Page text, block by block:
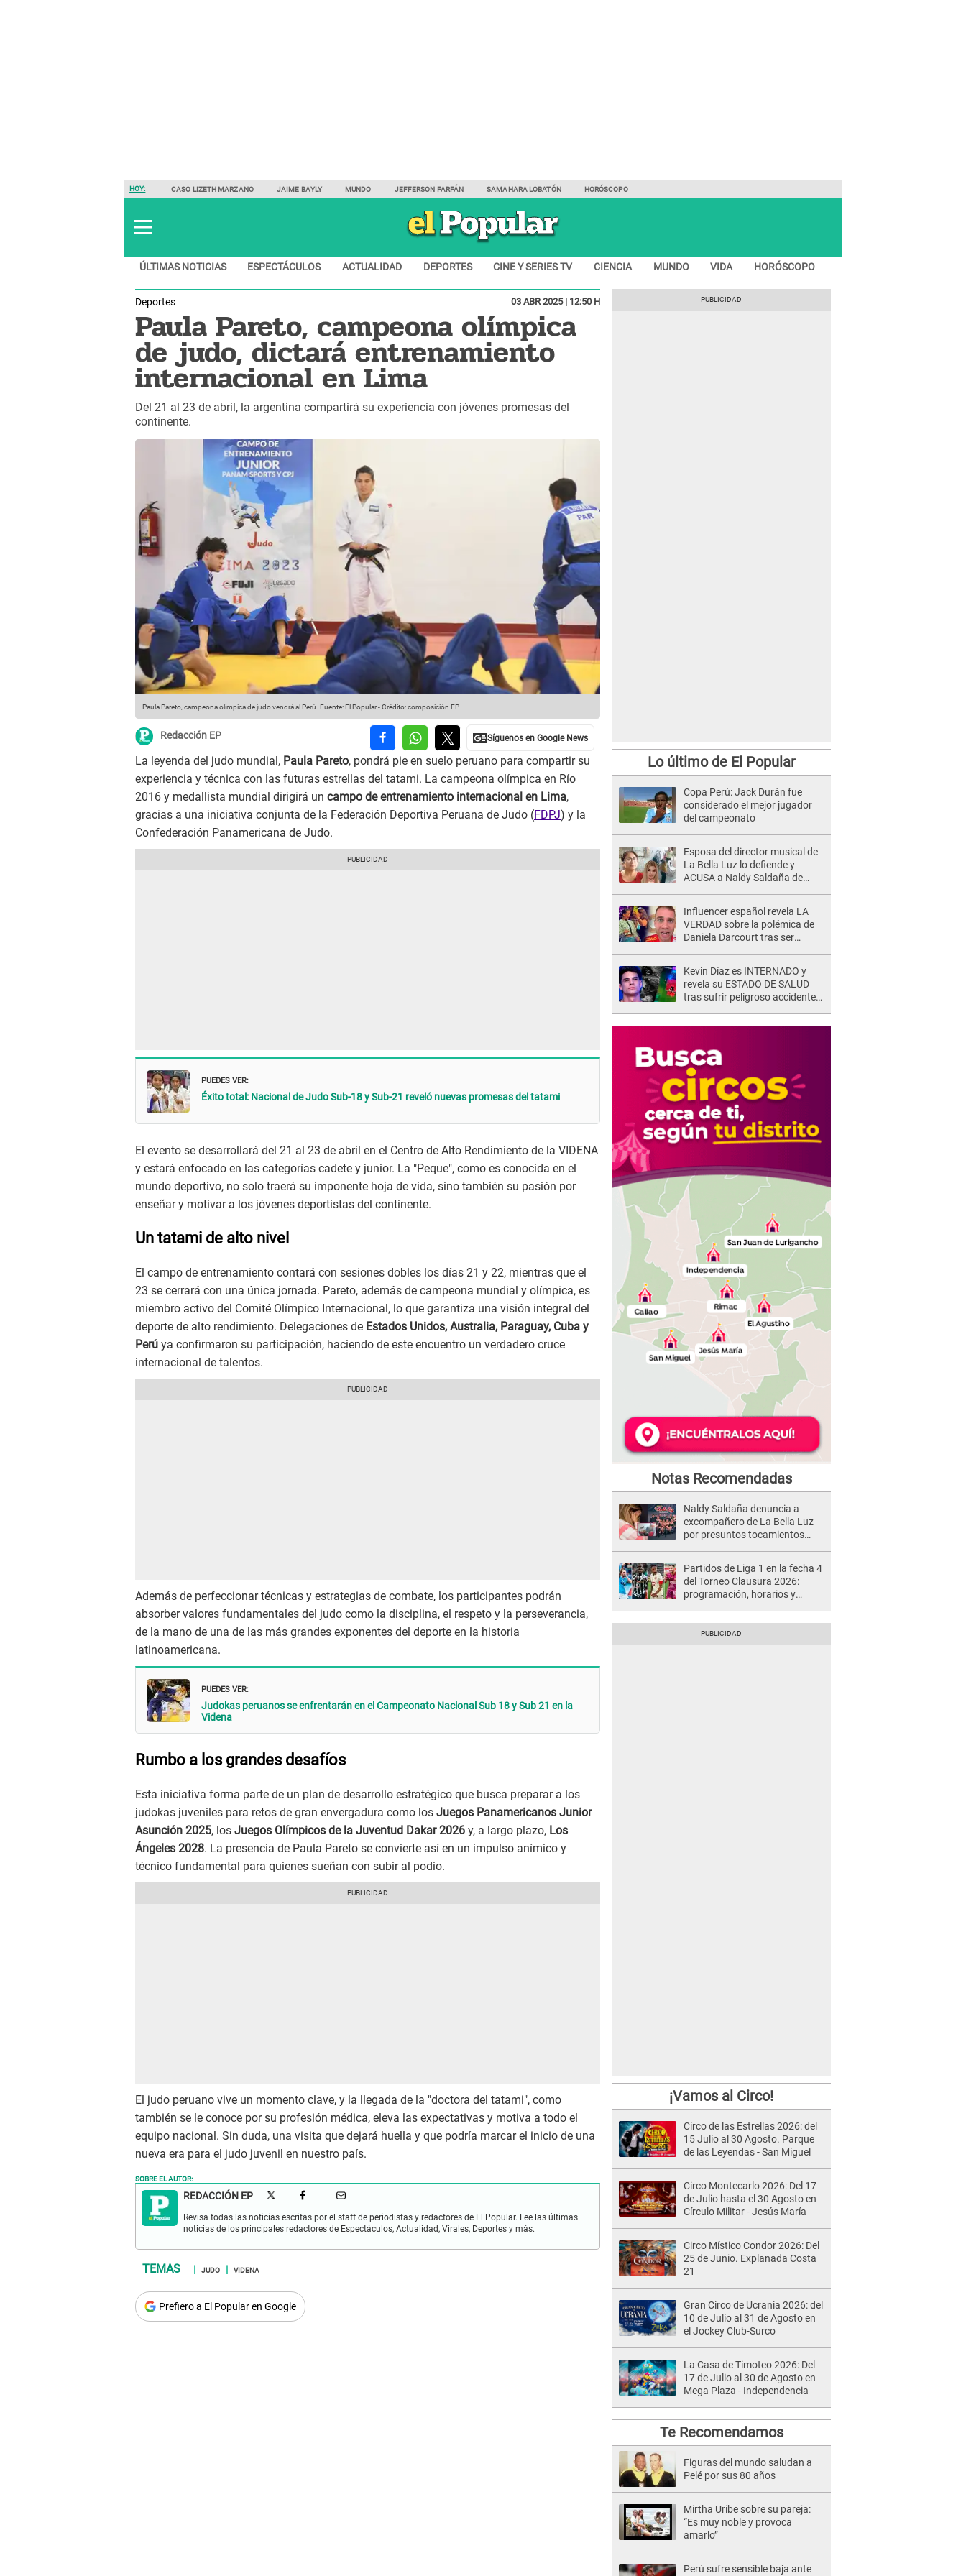
HOY: CASO LIZETH MARZANO JAIME BAYLY MUNDO JEFFERSON FARFÁN SAMAHARA LOBATÓN HORÓSCOPO
ÚLTIMAS NOTICIAS ESPECTÁCULOS ACTUALIDAD DEPORTES CINE Y SERIES TV CIENCIA MUNDO VIDA HORÓSCOPO
Deportes 03 ABR 2025 | 12:50 H
Paula Pareto, campeona olímpica
de judo, dictará entrenamiento
internacional en Lima
Del 21 al 23 de abril, la argentina compartirá su experiencia con jóvenes promesas del
continente.
Paula Pareto, campeona olímpica de judo vendrá al Perú. Fuente: El Popular-Crédito: composición EP
Redacción EP
La leyenda del judo mundial, Paula Pareto, pondrá pie en suelo peruano para compartir su
experiencia y técnica con las futuras estrellas del tatami. La campeona olímpica en Río
2016 y medallista mundial dirigirá un campo de entrenamiento internacional en Lima,
gracias a una iniciativa conjunta de la Federación Deportiva Peruana de Judo (FDPJ) y la
Confederación Panamericana de Judo.
PUEDES VER:
Éxito total: Nacional de Judo Sub-18 y Sub-21 reveló nuevas promesas del tatami
El evento se desarrollará del 21 al 23 de abril en el Centro de Alto Rendimiento de la VIDENA
y estará enfocado en las categorías cadete y junior. La "Peque", como es conocida en el
mundo deportivo, no solo traerá su imponente hoja de vida, sino también su pasión por
enseñar y motivar a los jóvenes deportistas del continente.
Un tatami de alto nivel
El campo de entrenamiento contará con sesiones dobles los días 21 y 22, mientras que el
23 se cerrará con una única jornada. Pareto, además de campeona mundial y olímpica, es
miembro activo del Comité Olímpico Internacional, lo que garantiza una visión integral del
deporte de alto rendimiento. Delegaciones de Estados Unidos, Australia, Paraguay, Cuba y
Perú ya confirmaron su participación, haciendo de este encuentro un verdadero cruce
internacional de talentos.
Además de perfeccionar técnicas y estrategias de combate, los participantes podrán
absorber valores fundamentales del judo como la disciplina, el respeto y la perseverancia,
de la mano de una de las más grandes exponentes del deporte en la historia
latinoamericana.
PUEDES VER:
Judokas peruanos se enfrentarán en el Campeonato Nacional Sub 18 y Sub 21 en la
Videna
Rumbo a los grandes desafíos
Esta iniciativa forma parte de un plan de desarrollo estratégico que busca preparar a los
judokas juveniles para retos de gran envergadura como los Juegos Panamericanos Junior
Asunción 2025, los Juegos Olímpicos de la Juventud Dakar 2026 y, a largo plazo, Los
Ángeles 2028. La presencia de Paula Pareto se convierte así en un impulso anímico y
técnico fundamental para quienes sueñan con subir al podio.
El judo peruano vive un momento clave, y la llegada de la "doctora del tatami", como
también se le conoce por su profesión médica, eleva las expectativas y motiva a todo el
equipo nacional. Sin duda, una visita que dejará huella y que podría marcar el inicio de una
nueva era para el judo juvenil en nuestro país.
SOBRE EL AUTOR:
REDACCIÓN EP
Revisa todas las noticias escritas por el staff de periodistas y redactores de El Popular. Lee las últimas
noticias de los principales redactores de Espectáculos, Actualidad, Virales, Deportes y más.
JUDO VIDENA
Prefiero a El Popular en Google
Lo último de El Popular
Copa Perú: Jack Durán fue
considerado el mejor jugador
del campeonato
Esposa del director musical de
La Bella Luz lo defiende y
ACUSA a Naldy Saldaña de
Influencer español revela LA
VERDAD sobre la polémica de
Daniela Darcourt tras ser
Kevin Díaz es INTERNADO y
revela su ESTADO DE SALUD
tras sufrir peligroso accidente
Notas Recomendadas
Naldy Saldaña denuncia a
excompañero de La Bella Luz
por presuntos tocamientos
Partidos de Liga 1 en la fecha 4
del Torneo Clausura 2026:
programación, horarios y
¡Vamos al Circo!
Circo de las Estrellas 2026: del
15 Julio al 30 Agosto. Parque
de las Leyendas - San Miguel
Circo Montecarlo 2026: Del 17
de Julio hasta el 30 Agosto en
Círculo Militar - Jesús María
Circo Místico Condor 2026: Del
25 de Junio. Explanada Costa
21
Gran Circo de Ucrania 2026: del
10 de Julio al 31 de Agosto en
el Jockey Club-Surco
La Casa de Timoteo 2026: Del
17 de Julio al 30 de Agosto en
Mega Plaza - Independencia
Te Recomendamos
Figuras del mundo saludan a
Pelé por sus 80 años
Mirtha Uribe sobre su pareja:
“Es muy noble y provoca
amarlo”
Perú sufre sensible baja ante